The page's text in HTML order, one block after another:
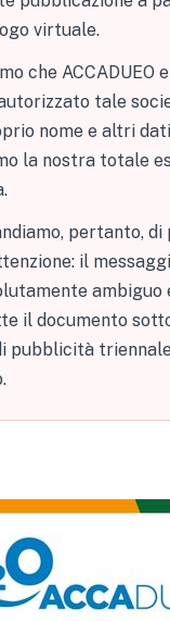
virtuale.
che ACCADUEO
tale
nome e altri
la nostra totale
pertanto,
il
ambiguo
il documento
pubblicità